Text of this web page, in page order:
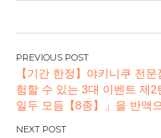
글
탐
색
【기간 한정】야키니쿠 전
험할 수 있는 3대 이벤트 제
일두 모듬【8종】」을 반액